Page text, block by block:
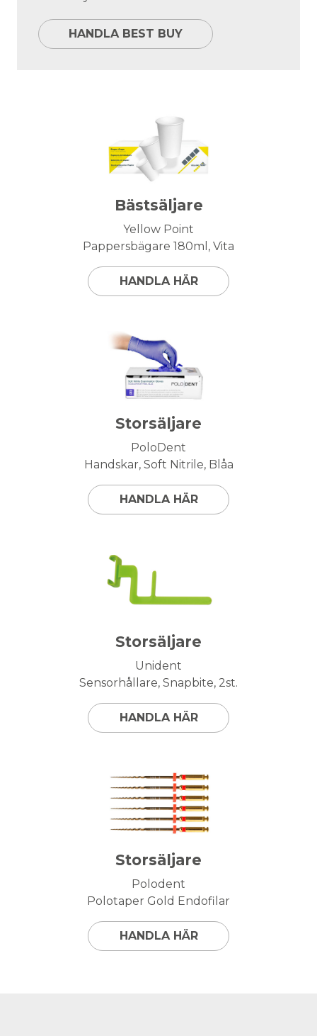
HANDLA BEST BUY
Bästsäljare
Yellow Point
Pappersbägare 180ml, Vita
HANDLA HÄR
Storsäljare
PoloDent
Handskar, Soft Nitrile, Blåa
HANDLA HÄR
Storsäljare
Unident
Sensorhållare, Snapbite, 2st.
HANDLA HÄR
Storsäljare
Polodent
Polotaper Gold Endofilar
HANDLA HÄR